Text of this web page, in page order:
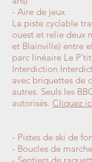
- Aire de jeux
La piste cyclable
ouest et relie deux
et Blainville) entre
parc linéaire Le
Interdiction
avec briquettes de
autres. Seuls les
autorisés. Cliquez
- Pistes de ski de
- Boucles de